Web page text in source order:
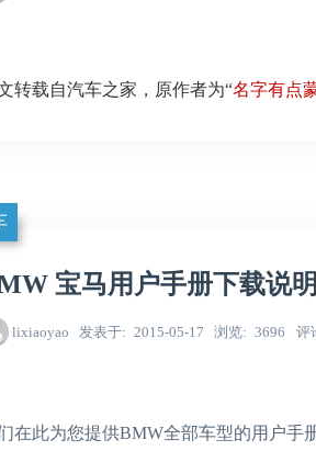
转载自汽车之家，原作者为“名字有点
宝马用户手册下载说明
lixiaoyao 发表于 2015-05-17 浏览 3696 评
在此为您提供BMW全部车型的用户手